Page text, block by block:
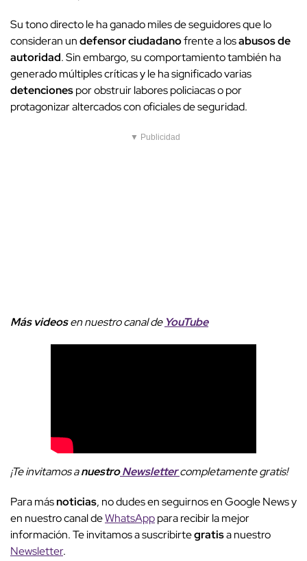
Su tono directo le ha ganado miles de seguidores que lo
consideran undefensor ciudadanofrente a losabusos de
autoridad. Sin embargo, su comportamiento también ha
generado múltiples críticas y le ha significado varias
detencionespor obstruir labores policiacas o por
protagonizar altercados con oficiales de seguridad.
▼ Publicidad
Más videosen nuestro canal de YouTube
¡Te invitamos anuestroNewslettercompletamente gratis!
Para másnoticias, no dudes en seguirnos en Google News y
en nuestro canal deWhatsApppara recibir la mejor
información. Te invitamos a suscribirtegratisa nuestro
Newsletter.